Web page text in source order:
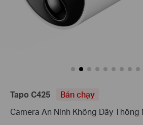
Tapo C425
Bán chạy
Camera An Ninh Không Dây Thông